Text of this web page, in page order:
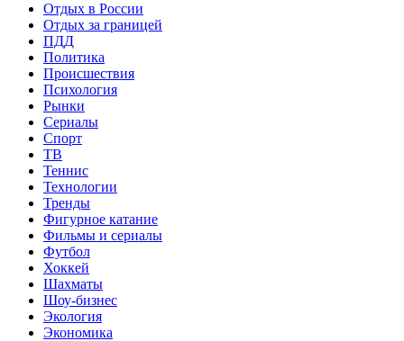
Отдых в России
Отдых за границей
ПДД
Политика
Происшествия
Психология
Рынки
Сериалы
Спорт
ТВ
Теннис
Технологии
Тренды
Фигурное катание
Фильмы и сериалы
Футбол
Хоккей
Шахматы
Шоу-бизнес
Экология
Экономика